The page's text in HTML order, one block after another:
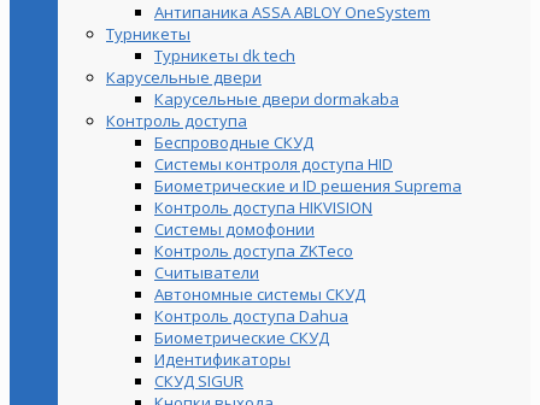
Антипаника ASSA ABLOY OneSystem
Турникеты
Турникеты dk tech
Карусельные двери
Карусельные двери dormakaba
Контроль доступа
Беспроводные СКУД
Системы контроля доступа HID
Биометрические и ID решения Suprema
Контроль доступа HIKVISION
Системы домофонии
Контроль доступа ZKTeco
Считыватели
Автономные системы СКУД
Контроль доступа Dahua
Биометрические СКУД
Идентификаторы
СКУД SIGUR